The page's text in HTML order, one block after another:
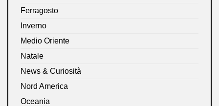
Ferragosto
Inverno
Medio Oriente
Natale
News & Curiosità
Nord America
Oceania